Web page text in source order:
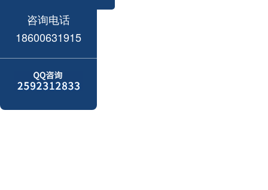
咨询电话
18600631915